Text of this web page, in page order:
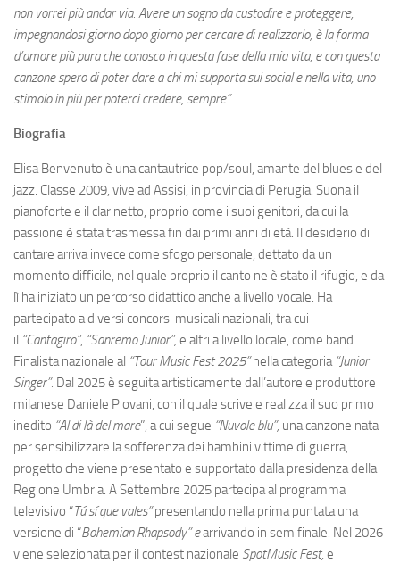
non vorrei più andar via. Avere un sogno da custodire e proteggere,
impegnandosi giorno dopo giorno per cercare di realizzarlo, è la forma
d’amore più pura che conosco in questa fase della mia vita, e con questa
canzone spero di poter dare a chi mi supporta sui social e nella vita, uno
stimolo in più per poterci credere, sempre”.
Biografia
Elisa Benvenuto è una cantautrice pop/soul, amante del blues e del
jazz. Classe 2009, vive ad Assisi, in provincia di Perugia. Suona il
pianoforte e il clarinetto, proprio come i suoi genitori, da cui la
passione è stata trasmessa fin dai primi anni di età. Il desiderio di
cantare arriva invece come sfogo personale, dettato da un
momento difficile, nel quale proprio il canto ne è stato il rifugio, e da
lì ha iniziato un percorso didattico anche a livello vocale. Ha
partecipato a diversi concorsi musicali nazionali, tra cui
il “Cantagiro”, “Sanremo Junior”, e altri a livello locale, come band.
Finalista nazionale al “Tour Music Fest 2025”nella categoria “Junior
Singer”. Dal 2025 è seguita artisticamente dall’autore e produttore
milanese Daniele Piovani, con il quale scrive e realizza il suo primo
inedito “Al di là del mare”, a cui segue “Nuvole blu”, una canzone nata
per sensibilizzare la sofferenza dei bambini vittime di guerra,
progetto che viene presentato e supportato dalla presidenza della
Regione Umbria. A Settembre 2025 partecipa al programma
televisivo “Tú sí que vales”presentando nella prima puntata una
versione di “Bohemian Rhapsody” earrivando in semifinale. Nel 2026
viene selezionata per il contest nazionale SpotMusic Fest, e